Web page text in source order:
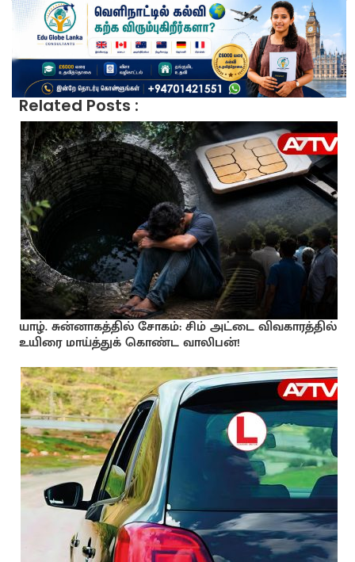
Related Posts :
யாழ். சுன்னாகத்தில் சோகம்: சிம் அட்டை விவகாரத்தில்
உயிரை மாய்த்துக் கொண்ட வாலிபன்!